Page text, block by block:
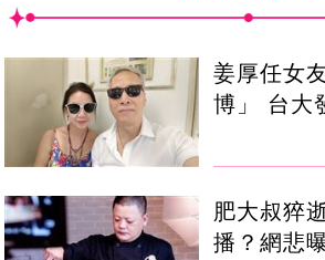
姜厚任女
博」 台大
肥大叔猝
播？網悲